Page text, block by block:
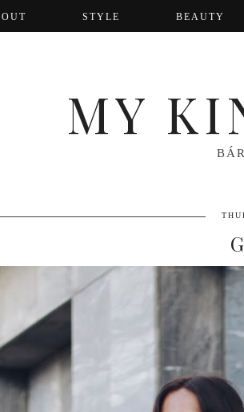
STYLE BEAUTY
MY